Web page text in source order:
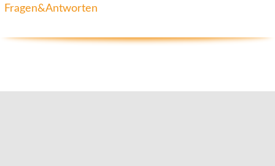
Fragen&Antworten